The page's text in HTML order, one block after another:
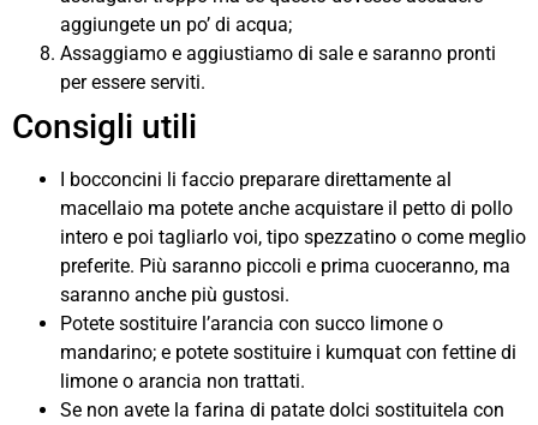
aggiungete un po’ di acqua;
Assaggiamo e aggiustiamo di sale e saranno pronti
per essere serviti.
Consigli utili
I bocconcini li faccio preparare direttamente al
macellaio ma potete anche acquistare il petto di pollo
intero e poi tagliarlo voi, tipo spezzatino o come meglio
preferite. Più saranno piccoli e prima cuoceranno, ma
saranno anche più gustosi.
Potete sostituire l’arancia con succo limone o
mandarino; e potete sostituire i kumquat con fettine di
limone o arancia non trattati.
Se non avete la farina di patate dolci sostituitela con